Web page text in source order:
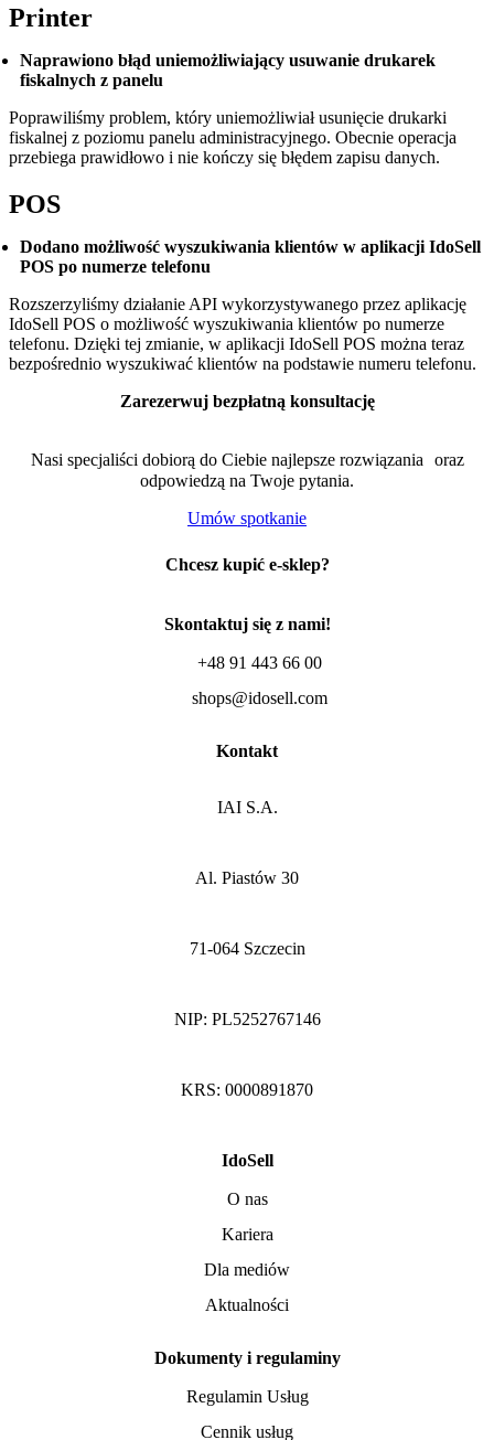
Printer
Naprawiono błąd uniemożliwiający usuwanie drukarek
fiskalnych z panelu
Poprawiliśmy problem, który uniemożliwiał usunięcie drukarki
fiskalnej z poziomu panelu administracyjnego. Obecnie operacja
przebiega prawidłowo i nie kończy się błędem zapisu danych.
POS
Dodano możliwość wyszukiwania klientów w aplikacji IdoSell
POS po numerze telefonu
Rozszerzyliśmy działanie API wykorzystywanego przez aplikację
IdoSell POS o możliwość wyszukiwania klientów po numerze
telefonu. Dzięki tej zmianie, w aplikacji IdoSell POS można teraz
bezpośrednio wyszukiwać klientów na podstawie numeru telefonu.
Zarezerwuj bezpłatną konsultację
Nasi specjaliści dobiorą do Ciebie najlepsze rozwiązania oraz
odpowiedzą na Twoje pytania.
Umów spotkanie
Chcesz kupić e-sklep?
Skontaktuj się z nami!
+48 91 443 66 00
shops@idosell.com
Kontakt
IAI S.A.
Al. Piastów 30
71-064 Szczecin
NIP: PL5252767146
KRS: 0000891870
IdoSell
O nas
Kariera
Dla mediów
Aktualności
Dokumenty i regulaminy
Regulamin Usług
Cennik usług